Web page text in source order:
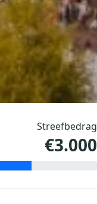
Streefbedrag
€3.000